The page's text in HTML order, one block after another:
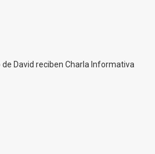
David reciben Charla Informativa